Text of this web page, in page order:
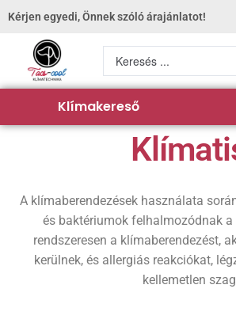
Kérjen egyedi, Önnek szóló árajánlatot!
Klímakereső
A klímaberendezések használata
és baktériumok felhalmozódnak
rendszeresen a klímaberendezést,
kerülnek, és allergiás reakciókat,
kellemetlen